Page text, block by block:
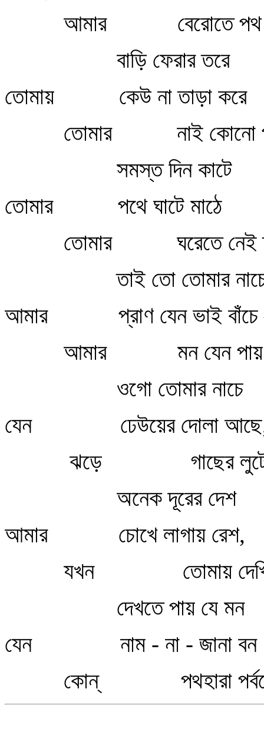
আমার বেরোতে
বাড়ি ফেরার তরে
তোমায় কেউ না তাড়া করে
তোমার নাই কোনো
সমস্ত দিন কাটে
তোমার পথে ঘাটে মাঠে
তোমার ঘরেতে নেই
তাই তো তোমার
আমার প্রাণ যেন ভাই
আমার মন যেন পায়
ওগো তোমার নাচে
যেন ঢেউয়ের দোলা
ঝড়ে গাছের
অনেক দূরের দেশ
আমার চোখে লাগায় রেশ,
যখন তোমায় দেখি
দেখতে পায় যে মন
যেন নাম - না - জানা বন
কোন্‌ পথহারা